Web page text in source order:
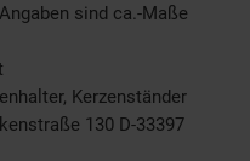
sind ca.-Maße
Kerzenständer
130 D-33397